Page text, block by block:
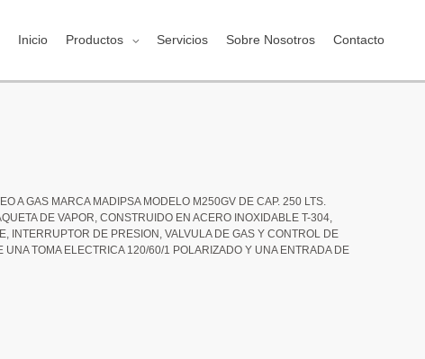
Inicio Productos Servicios Sobre Nosotros Contacto
A GAS MARCA MADIPSA MODELO M250GV DE CAP. 250 LTS.
DE VAPOR, CONSTRUIDO EN ACERO INOXIDABLE T-304,
INTERRUPTOR DE PRESION, VALVULA DE GAS Y CONTROL DE
UNA TOMA ELECTRICA 120/60/1 POLARIZADO Y UNA ENTRADA DE